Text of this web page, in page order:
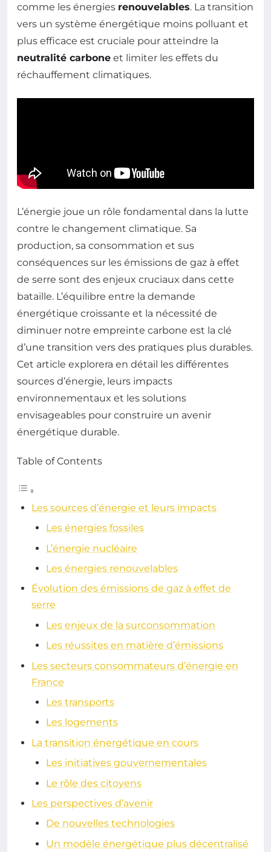
comme les énergies renouvelables. La transition
vers un système énergétique moins polluant et
plus efficace est cruciale pour atteindre la
neutralité carbone et limiter les effets du
réchauffement climatiques.
L’énergie joue un rôle fondamental dans la lutte
contre le changement climatique. Sa
production, sa consommation et sus
conséquences sur les émissions de gaz à effet
de serre sont des enjeux cruciaux dans cette
bataille. L’équilibre entre la demande
énergétique croissante et la nécessité de
diminuer notre empreinte carbone est la clé
d’une transition vers des pratiques plus durables.
Cet article explorera en détail les différentes
sources d’énergie, leurs impacts
environnementaux et les solutions
envisageables pour construire un avenir
énergétique durable.
Table of Contents
Les sources d’énergie et leurs impacts
Les énergies fossiles
L’énergie nucléaire
Les énergies renouvelables
Évolution des émissions de gaz à effet de
serre
Les enjeux de la surconsommation
Les réussites en matière d’émissions
Les secteurs consommateurs d’énergie en
France
Les transports
Les logements
La transition énergétique en cours
Les initiatives gouvernementales
Le rôle des citoyens
Les perspectives d’avenir
De nouvelles technologies
Un modèle énergétique plus décentralisé